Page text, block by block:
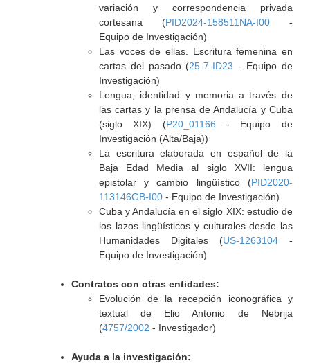
variación y correspondencia privada
cortesana (PID2024-158511NA-I00-
Equipo de Investigación)
Las voces de ellas. Escritura femenina en
cartas del pasado (25-7-ID23 - Equipo de
Investigación)
Lengua, identidad y memoria a través de
las cartas y la prensa de Andalucía y Cuba
(siglo XIX) (P20_01166 - Equipo de
Investigación (Alta/Baja))
La escritura elaborada en español de la
Baja Edad Media al siglo XVII: lengua
epistolar y cambio lingüístico (PID2020-
113146GB-I00- Equipo de Investigación)
Cuba y Andalucía en el siglo XIX: estudio de
los lazos lingüísticos y culturales desde las
Humanidades Digitales (US-1263104-
Equipo de Investigación)
Contratos con otras entidades:
Evolución de la recepción iconográfica y
textual de Elio Antonio de Nebrija
(4757/2002 - Investigador)
Ayuda a la investigación: